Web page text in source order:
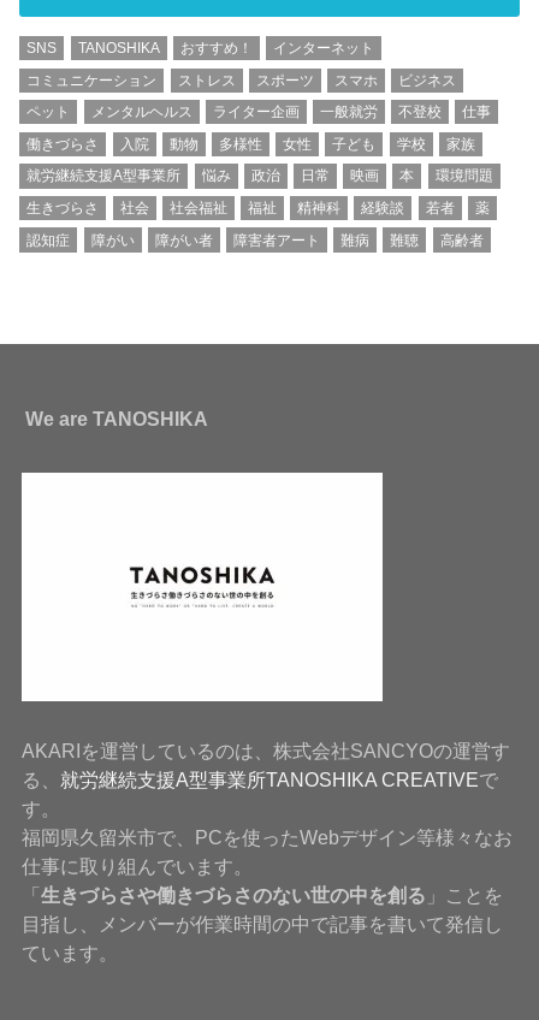
SNS TANOSHIKA おすすめ！
インターネット
コミュニケーション
ストレス スポーツ スマホ
ビジネス
ペット
メンタルヘルス ライター企画 一般就労 不登校
仕事
働きづらさ
入院 動物 多様性 女性 子ども 学校
家族
就労継続支援A型事業所
悩み 政治 日常 映画 本
環境問題
生きづらさ
社会 社会福祉 福祉 精神科 経験談 若者
薬
認知症
障がい 障がい者 障害者アート 難病 難聴 高齢者
We are TANOSHIKA
AKARIを運営しているのは、株式会社SANCYOの運営す
る、 就労継続支援A型事業所TANOSHIKA CREATIVEで
す。
福岡県久留米市で、PCを使ったWebデザイン等様々なお
仕事に取り組んでいます。
「 生きづらさや働きづらさのない世の中を創る 」ことを
目指し、メンバーが作業時間の中で記事を書いて発信し
ています。